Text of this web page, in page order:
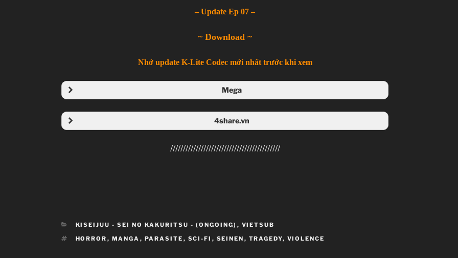
– Update Ep 07 –
~ Download ~
Nhớ update K-Lite Codec mới nhất trước khi xem
Mega
4share.vn
///////////////////////////////////////////
CATEGORIES
KISEIJUU - SEI NO KAKURITSU - (ONGOING) , VIETSUB
TAGS
HORROR , MANGA , PARASITE , SCI-FI , SEINEN , TRAGEDY, VIOLENCE